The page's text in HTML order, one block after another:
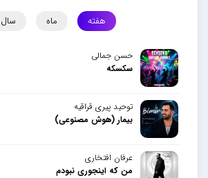
هفته ماه سال
حسن جمالی
سکسکه
توحید پیری قراقیه
بیمار (هوش مصنوعی)
عرفان افتخاری
من که اینجوری نبودم